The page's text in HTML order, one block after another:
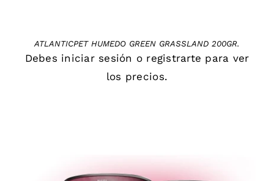
ATLANTICPET HUMEDO GREEN GRASSLAND 200GR.
Debes iniciar sesión o registrarte para ver
los precios.